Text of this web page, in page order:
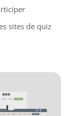
sites de quiz